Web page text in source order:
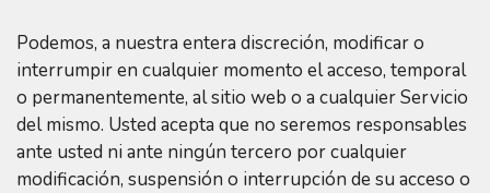
Podemos, a nuestra entera discreción, modificar o
interrumpir en cualquier momento el acceso, temporal
o permanentemente, al sitio web o a cualquier Servicio
del mismo. Usted acepta que no seremos responsables
ante usted ni ante ningún tercero por cualquier
modificación, suspensión o interrupción de su acceso o